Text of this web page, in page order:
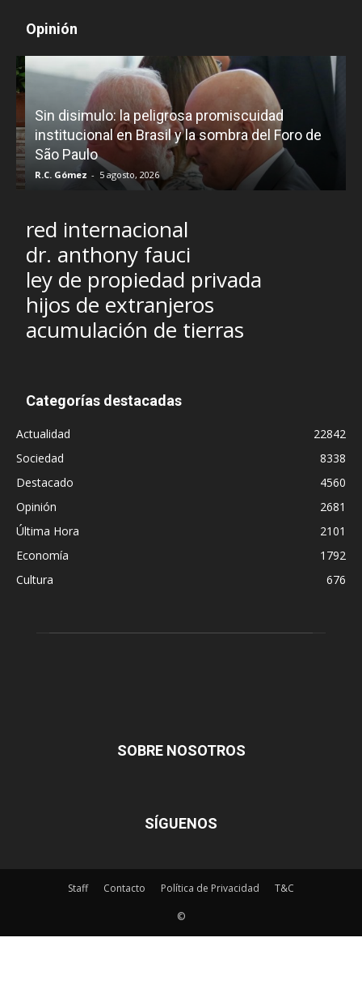
Opinión
Sin disimulo: la peligrosa promiscuidad
institucional en Brasil y la sombra del Foro de
São Paulo
R.C. Gómez - 5 agosto, 2026
red internacional
dr. anthony fauci
ley de propiedad privada
hijos de extranjeros
acumulación de tierras
Categorías destacadas
Actualidad
22842
Sociedad
8338
Destacado
4560
Opinión
2681
Última Hora
2101
Economía
1792
Cultura
676
SOBRE NOSOTROS
SÍGUENOS
Staff Contacto Política de Privacidad T&C
©